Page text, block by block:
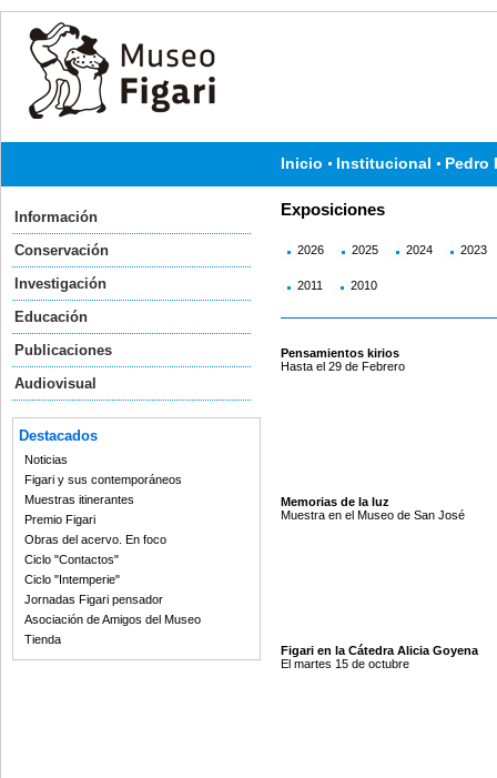
Inicio Institucional Pedro
Información
Conservación
Investigación
Educación
Publicaciones
Audiovisual
Destacados
Noticias
Figari y sus contemporáneos
Muestras itinerantes
Premio Figari
Obras del acervo. En foco
Ciclo "Contactos"
Ciclo "Intemperie"
Jornadas Figari pensador
Asociación de Amigos del Museo
Tienda
Exposiciones
2026 2025 2024 2023
2011 2010
Pensamientos kirios
Hasta el 29 de Febrero
Memorias de la luz
Muestra en el Museo de San José
Figari en la Cátedra Alicia Goyena
El martes 15 de octubre